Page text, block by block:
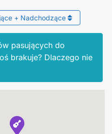
+ Nadchodzące
pasujących do
brakuje? Dlaczego nie